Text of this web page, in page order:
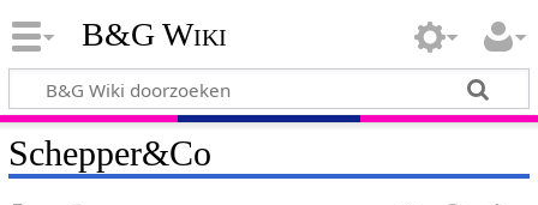
B&G Wiki
Schepper&Co